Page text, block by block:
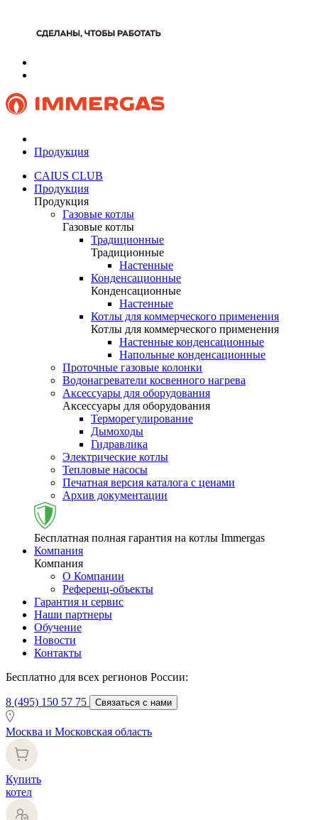
Продукция
CAIUS CLUB
Продукция
Продукция
Газовые котлы
Газовые котлы
Традиционные
Традиционные
Настенные
Конденсационные
Конденсационные
Настенные
Котлы для коммерческого применения
Котлы для коммерческого применения
Настенные конденсационные
Напольные конденсационные
Проточные газовые колонки
Водонагреватели косвенного нагрева
Аксессуары для оборудования
Аксессуары для оборудования
Терморегулирование
Дымоходы
Гидравлика
Электрические котлы
Тепловые насосы
Печатная версия каталога с ценами
Архив документации
Бесплатная полная гарантия на котлы Immergas
Компания
Компания
О Компании
Референц-объекты
Гарантия и сервис
Наши партнеры
Обучение
Новости
Контакты
Бесплатно для всех регионов России:
8 (495) 150 57 75 Связаться с нами
Москва и Московская область
Купить
котел